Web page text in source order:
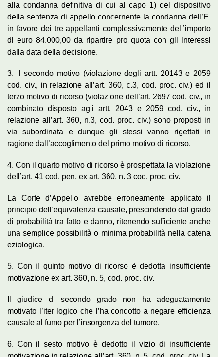
alla condanna definitiva di cui al capo 1) del dispositivo
della sentenza di appello concernente la condanna dell’E.
in favore dei tre appellanti complessivamente dell’importo
di euro 84.000,00 da ripartire pro quota con gli interessi
dalla data della decisione.
3. Il secondo motivo (violazione degli artt. 20143 e 2059
cod. civ., in relazione all’art. 360, c.3, cod. proc. civ.) ed il
terzo motivo di ricorso (violazione dell’art. 2697 cod. civ., in
combinato disposto agli artt. 2043 e 2059 cod. civ., in
relazione all’art. 360, n.3, cod. proc. civ.) sono proposti in
via subordinata e dunque gli stessi vanno rigettati in
ragione dall’accoglimento del primo motivo di ricorso.
4. Con il quarto motivo di ricorso è prospettata la violazione
dell’art. 41 cod. pen, ex art. 360, n. 3 cod. proc. civ.
La Corte d’Appello avrebbe erroneamente applicato il
principio dell’equivalenza causale, prescindendo dal grado
di probabilità tra fatto e danno, ritenendo sufficiente anche
una semplice possibilità o minima probabilità nella catena
eziologica.
5. Con il quinto motivo di ricorso è dedotta insufficiente
motivazione ex art. 360, n. 5, cod. proc. civ.
Il giudice di secondo grado non ha adeguatamente
motivato l’iter logico che l’ha condotto a negare efficienza
causale al fumo per l’insorgenza del tumore.
6. Con il sesto motivo è dedotto il vizio di insufficiente